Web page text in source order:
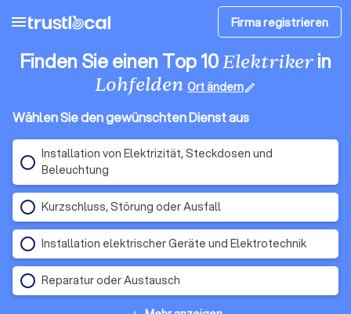
menu Firma registrieren
Finden Sie einen Top 10Elektrikerin
Lohfelden Ort ändernedit
Wählen Sie den gewünschten Dienst aus
Installation von Elektrizität, Steckdosen und
Beleuchtung
Kurzschluss, Störung oder Ausfall
Installation elektrischer Geräte und Elektrotechnik
Reparatur oder Austausch